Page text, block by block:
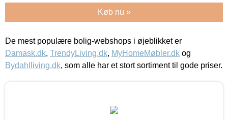
Køb nu »
De mest populære bolig-webshops i øjeblikket er
Damask.dk, TrendyLiving.dk, MyHomeMøbler.dk og
Bydahlliving.dk, som alle har et stort sortiment til gode priser.